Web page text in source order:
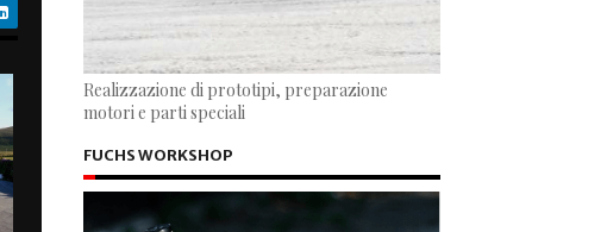
Realizzazione di prototipi, preparazione
motori e parti speciali
FUCHS WORKSHOP